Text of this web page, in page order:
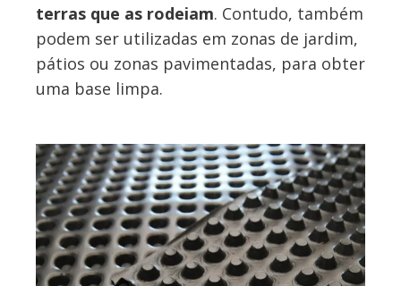
terras que as rodeiam. Contudo, também
podem ser utilizadas em zonas de jardim,
pátios ou zonas pavimentadas, para obter
uma base limpa.